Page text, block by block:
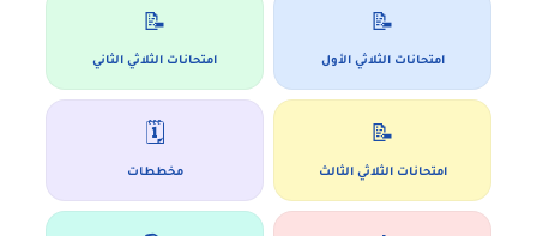
📝
امتحانات الثلاثي الأول
📝
امتحانات الثلاثي الثاني
📝
امتحانات الثلاثي الثالث
🗓️
مخططات